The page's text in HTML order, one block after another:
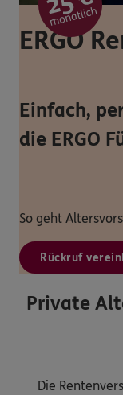
ERGO
Einfach,
die ERGO
So geht
Rückruf
Private
Die